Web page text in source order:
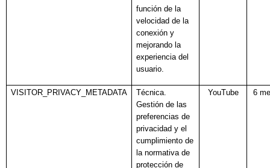
función de la
velocidad de la
conexión y
mejorando la
experiencia del
usuario.
VISITOR_PRIVACY_METADATA
Técnica.
Gestión de las
preferencias de
privacidad y el
cumplimiento de
la normativa de
protección de
YouTube 6